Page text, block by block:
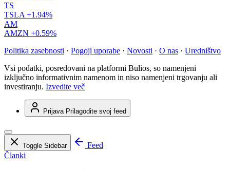
TS
TSLA +1.94%
AM
AMZN +0.59%
Politika zasebnosti · Pogoji uporabe · Novosti · O nas · Uredništvo
Vsi podatki, posredovani na platformi Bulios, so namenjeni
izključno informativnim namenom in niso namenjeni trgovanju ali
investiranju. Izvedite več
Prijava Prilagodite svoj feed
Toggle Sidebar
Feed
Članki